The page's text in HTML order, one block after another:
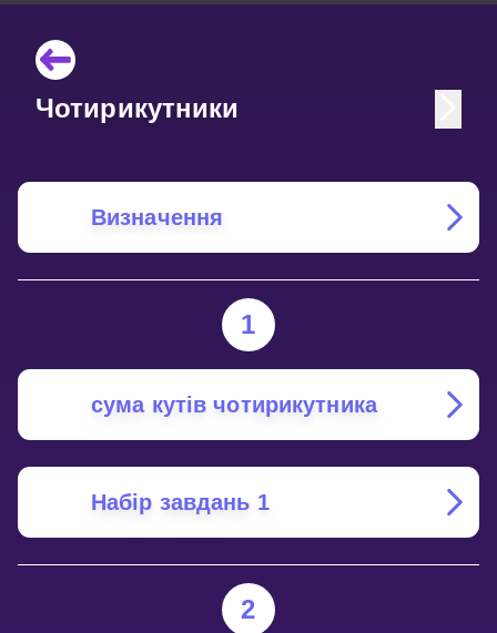
Чотирикутники
Визначення
1
сума кутів чотирикутника
Набір завдань 1
2